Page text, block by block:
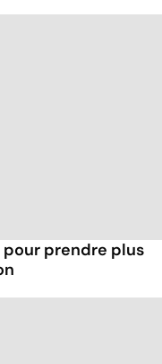
prendre plus